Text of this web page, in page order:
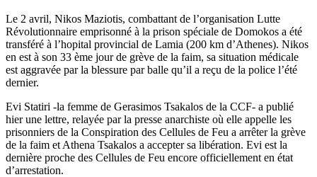
Le 2 avril, Nikos Maziotis, combattant de l’organisation Lutte
Révolutionnaire emprisonné à la prison spéciale de Domokos a été
transféré à l’hopital provincial de Lamia (200 km d’Athenes). Nikos
en est à son 33 ème jour de grève de la faim, sa situation médicale
est aggravée par la blessure par balle qu’il a reçu de la police l’été
dernier.
Evi Statiri -la femme de Gerasimos Tsakalos de la CCF- a publié
hier une lettre, relayée par la presse anarchiste où elle appelle les
prisonniers de la Conspiration des Cellules de Feu a arrêter la grève
de la faim et Athena Tsakalos a accepter sa libération. Evi est la
dernière proche des Cellules de Feu encore officiellement en état
d’arrestation.